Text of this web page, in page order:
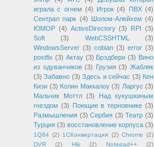
играла с огнем (4) Игрок (4) ПВХ (4)
Сентрал парк (4) Шолом-Алейхем (4)
ЮМОР (4) ActiveDirectory (3) RPI
(3)
Soft
(3) WebCSSHTML
(3)
WindowsServer (3) cobian (3) error (3)
postfix (3) Актау (3) Брэдбери (3) Вино
из одуванчиков (3) Грузия (3) Жабляк
(3) Забавно (3) Здесь и сейчас (3) Кен
Кизи (3) Колин Маккалоу (3) Ларгус (3)
Мальчик Моттл (3)
Над кукушкиным
гнездом (3) Поющие в терновнике (3)
Размышления (3) Сербия (3) Театр (3)
Турция (3) восстановление корпуса (3)
1Q84 (2) 1СКонвертация (2) Chrome (2)
DVR
(2) Hik (2) Notepad++ (2)